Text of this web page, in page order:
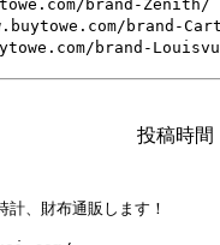
brand-Zenith/
brand-
brand-
投稿時間
、財布通販します！